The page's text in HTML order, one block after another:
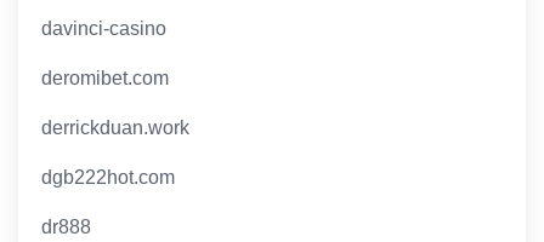
davinci-casino
deromibet.com
derrickduan.work
dgb222hot.com
dr888